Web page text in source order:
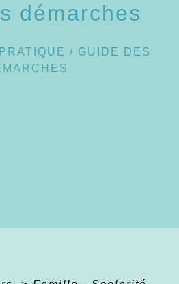
démarches
/ GUIDE DES